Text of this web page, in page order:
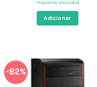
era:
339,00 €.
impostos incluídos
Adicionar
-82%